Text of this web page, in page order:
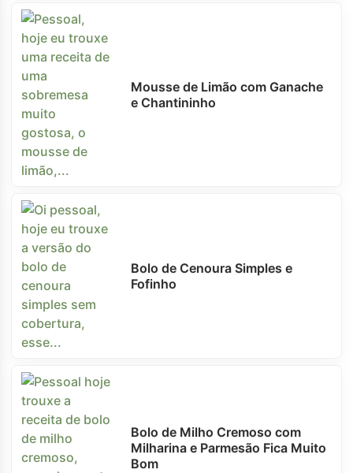
Mousse de Limão com Ganache
e Chantininho
Bolo de Cenoura Simples e
Fofinho
Bolo de Milho Cremoso com
Milharina e Parmesão Fica Muito
Bom